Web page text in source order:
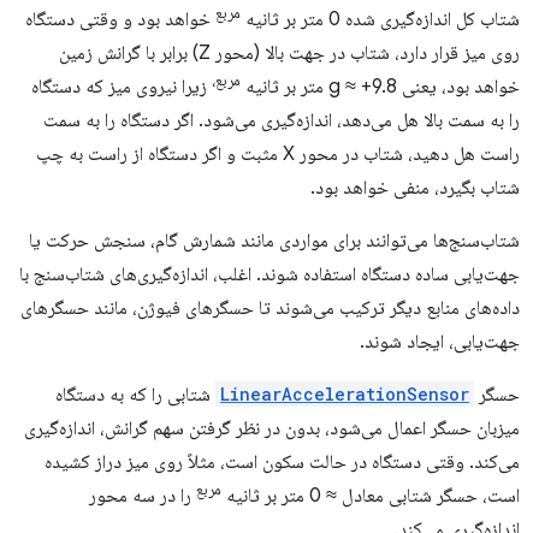
شتاب کل اندازه‌گیری شده 0 متر بر ثانیه
مربع خواهد بود و وقتی دستگاه
روی میز قرار دارد، شتاب در جهت بالا (محور Z) برابر با گرانش زمین
خواهد بود، یعنی g ≈ +9.8 متر بر ثانیه
مربع، زیرا نیروی میز که دستگاه
را به سمت بالا هل می‌دهد، اندازه‌گیری می‌شود. اگر دستگاه را به سمت
راست هل دهید، شتاب در محور X مثبت و اگر دستگاه از راست به چپ
شتاب بگیرد، منفی خواهد بود.
شتاب‌سنج‌ها می‌توانند برای مواردی مانند شمارش گام، سنجش حرکت یا
جهت‌یابی ساده دستگاه استفاده شوند. اغلب، اندازه‌گیری‌های شتاب‌سنج با
داده‌های منابع دیگر ترکیب می‌شوند تا حسگرهای فیوژن، مانند حسگرهای
جهت‌یابی، ایجاد شوند.
حسگر LinearAccelerationSensor شتابی را که به دستگاه
میزبان حسگر اعمال می‌شود، بدون در نظر گرفتن سهم گرانش، اندازه‌گیری
می‌کند. وقتی دستگاه در حالت سکون است، مثلاً روی میز دراز کشیده
است، حسگر شتابی معادل ≈ 0 متر بر ثانیه
مربع را در سه محور